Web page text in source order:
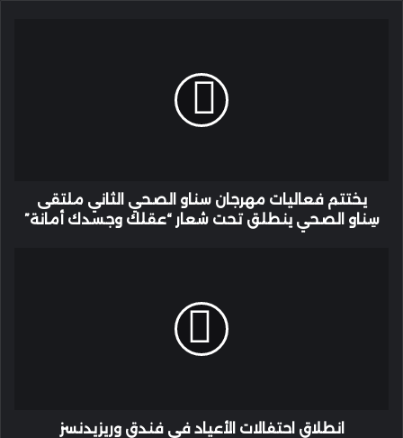
ينطلق
تحت
يختتم فعاليات مهرجان سناو الصحي الثاني ملتقى
سِناو الصحي ينطلق تحت شعار “عقلك وجسدك أمانة”
انطلاق احتفالات الأعياد في فندق وريزيدنسز